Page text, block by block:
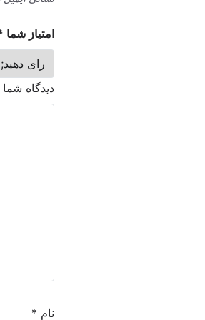
امتیاز شما
دیدگاه شما
نام *